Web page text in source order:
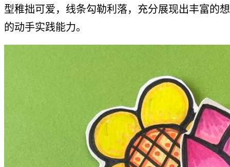
型稚拙可爱，线条勾勒利落，充分展现出丰富的
的动手实践能力。